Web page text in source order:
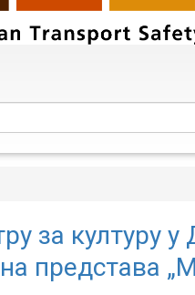
за културу у
представа